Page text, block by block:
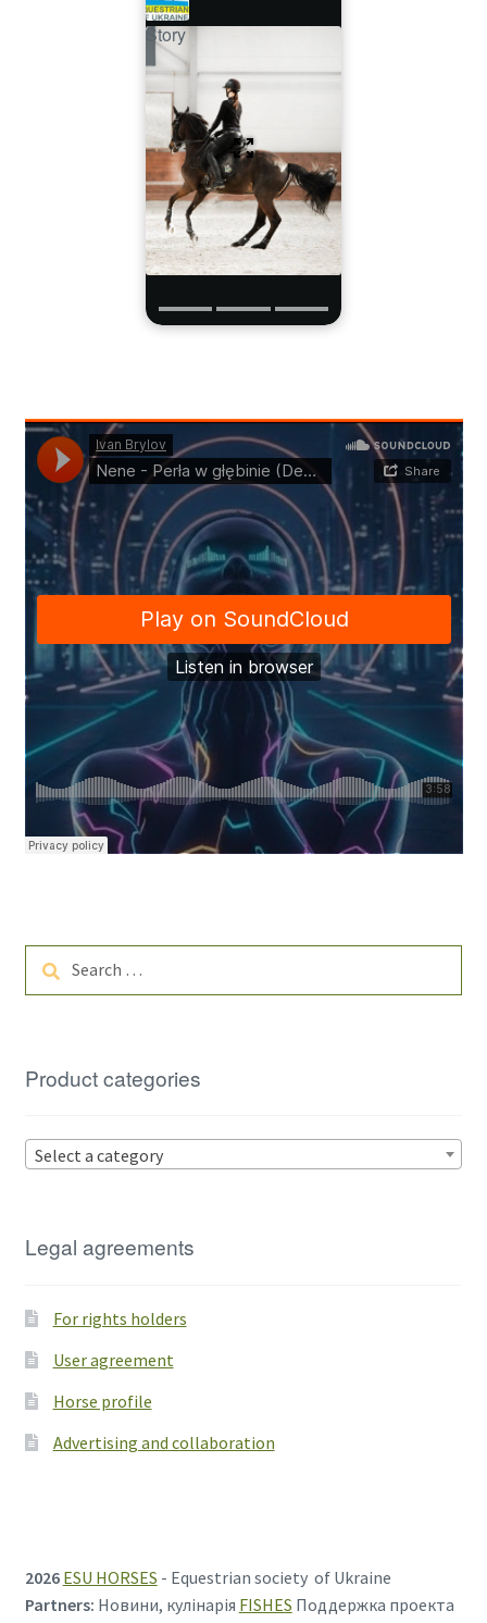
Story
for:
Product categories
Select a category
Legal agreements
For rights holders
User agreement
Horse profile
Advertising and collaboration
2026 ESU HORSES - Equestrian society of Ukraine
Partners: Новини, кулінарія FISHES Поддержка проекта